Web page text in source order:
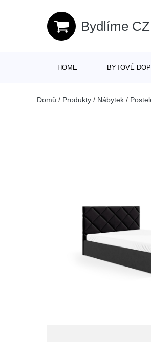
Bydlíme
HOME BYTOVÉ
Domů / Produkty / Nábytek /